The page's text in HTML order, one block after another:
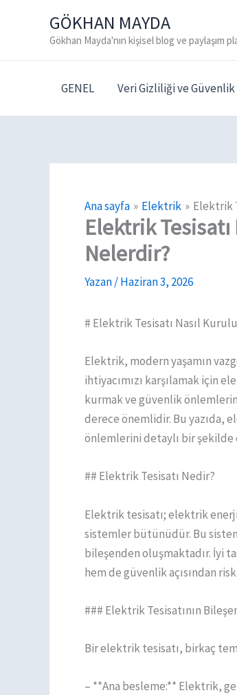
GÖKHAN MAYDA
Gökhan Mayda'nın kişisel blog ve
GENEL Veri Gizliliği ve Güvenlik
Ana sayfa Elektrik Elektrik
Elektrik
Nelerdir?
Yazan/Haziran 3, 2026
# Elektrik Tesisatı Nasıl
Elektrik, modern yaşamın
ihtiyacımızı karşılamak için
kurmak ve güvenlik
derece önemlidir. Bu yazıda,
önlemlerini detaylı bir şekilde
## Elektrik Tesisatı Nedir?
Elektrik tesisatı; elektrik
sistemler bütünüdür. Bu
bileşenden oluşmaktadır. İyi
hem de güvenlik açısından
### Elektrik Tesisatının
Bir elektrik tesisatı, birkaç
– **Ana besleme:** Elektrik,